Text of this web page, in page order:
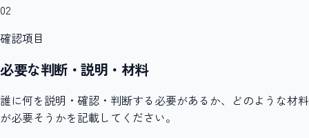
02
確認項目
必要な判断・説明・材料
誰に何を説明・確認・判断する必要があるか、どのような材料
が必要そうかを記載してください。